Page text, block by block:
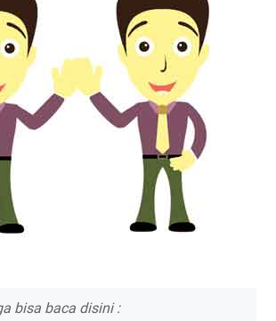
bisa baca disini :